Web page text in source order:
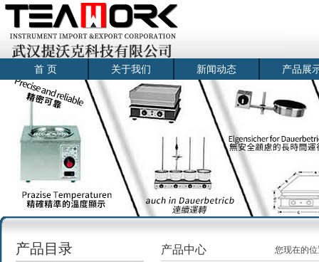
首 页 关于我们 新闻动态 产品展
产品目录 产品中心 您现在的